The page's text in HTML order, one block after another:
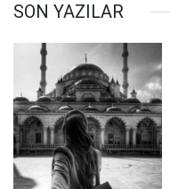
SON YAZILAR